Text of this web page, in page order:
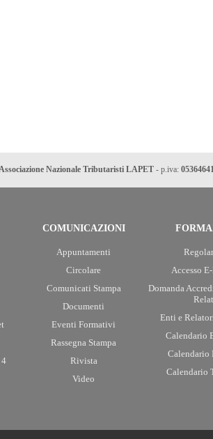
Nazionale Tributaristi LAPET - p.iva:
COMUNICAZIONI
Appuntamenti
Circolare
Comunicati Stampa
Documenti
Eventi Formativi
Rassegna Stampa
Rivista
Video
Accesso
Domanda
Enti e
Calendario
Calendario
Calendario